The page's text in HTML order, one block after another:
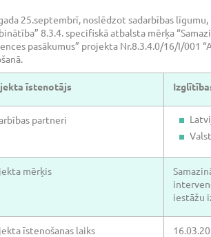
25.septembrī, noslēdzot sadarbības
8.3.4. specifiskā atbalsta mērķa
pasākumus” projekta Nr.8.3.4.0/16/I/001
īstenotājs
partneri
mērķis
iestāžu
īstenošanas laiks